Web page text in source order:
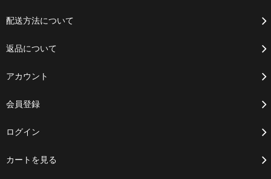
配送方法について
返品について
アカウント
会員登録
ログイン
カートを見る